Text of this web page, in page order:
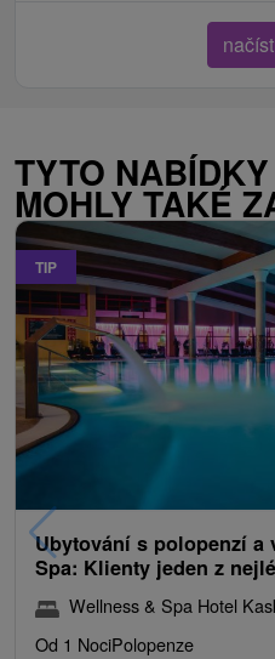
TYTO
MOHLY TAKÉ
TIP
Ubytování s polopenzí a
Spa: Klienty jeden z
Wellness & Spa Hotel
Od 1 NociPolopenze